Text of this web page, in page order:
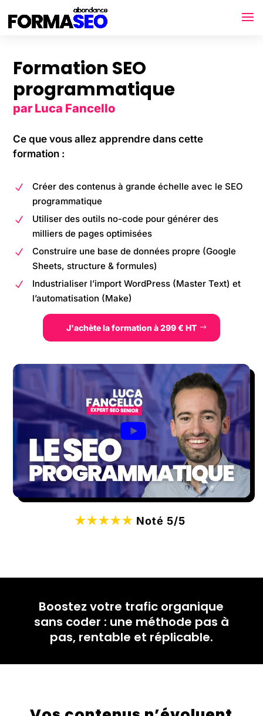
Formation SEO
programmatique
par Luca Fancello
Ce que vous allez apprendre dans cette
formation :
N
Créer des contenus à grande échelle avec le SEO
programmatique
N
Utiliser des outils no-code pour générer des
milliers de pages optimisées
N
Construire une base de données propre (Google
Sheets, structure & formules)
N
Industrialiser l’import WordPress (Master Text) et
l’automatisation (Make)
J'achète la formation à 299 € HT
★★★★★ Noté 5/5
Boostez votre trafic organique
sans coder : une méthode pas à
pas, rentable et réplicable.